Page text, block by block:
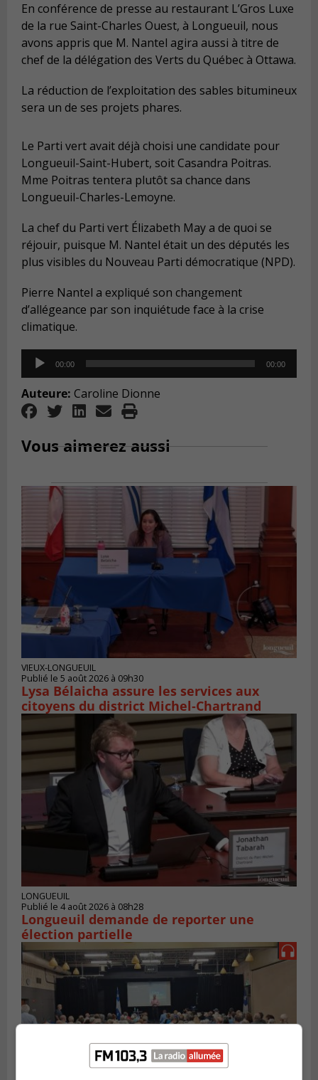
En conférence de presse au restaurant L’Gros Luxe
de la rue Saint-Charles Ouest, à Longueuil, nous
avons appris que M. Nantel agira aussi à titre de
chef de la délégation des Verts du Québec à Ottawa.
La réduction de l’exploitation des sables bitumineux
sera un de ses projets phares.
Le Parti vert avait déjà choisi une candidate pour
Longueuil-Saint-Hubert, soit Casandra Poitras.
Mme Poitras tentera plutôt sa chance dans
Longueuil-Charles-Lemoyne.
La chef du Parti vert Élizabeth May a de quoi se
réjouir, puisque M. Nantel était un des députés les
plus visibles du Nouveau Parti démocratique (NPD).
Pierre Nantel a expliqué son changement
d’allégeance par son inquiétude face à la crise
climatique.
Audio
Player
00:00 00:00
Auteure: Caroline Dionne
Vous aimerez aussi
VIEUX-LONGUEUIL
Publié le 5 août 2026 à 09h30
Lysa Bélaicha assure les services aux
citoyens du district Michel‑Chartrand
LONGUEUIL
Publié le 4 août 2026 à 08h28
Longueuil demande de reporter une
élection partielle